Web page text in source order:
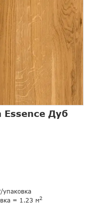
Essence Дуб
/упаковка
= 1.23 м2